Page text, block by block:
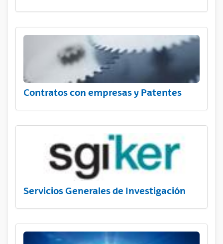
Contratos con empresas y Patentes
Servicios Generales de Investigación